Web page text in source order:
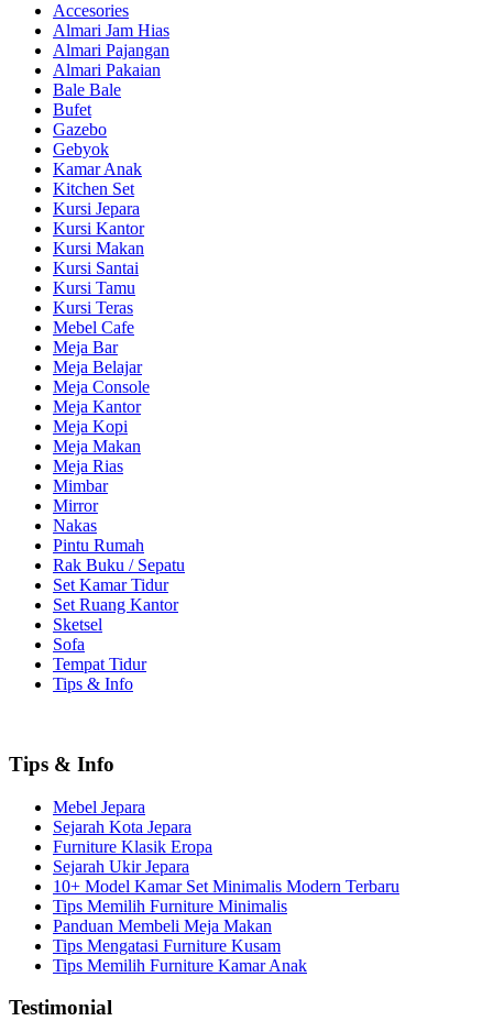
Accesories
Almari Jam Hias
Almari Pajangan
Almari Pakaian
Bale Bale
Bufet
Gazebo
Gebyok
Kamar Anak
Kitchen Set
Kursi Jepara
Kursi Kantor
Kursi Makan
Kursi Santai
Kursi Tamu
Kursi Teras
Mebel Cafe
Meja Bar
Meja Belajar
Meja Console
Meja Kantor
Meja Kopi
Meja Makan
Meja Rias
Mimbar
Mirror
Nakas
Pintu Rumah
Rak Buku / Sepatu
Set Kamar Tidur
Set Ruang Kantor
Sketsel
Sofa
Tempat Tidur
Tips & Info
Tips & Info
Mebel Jepara
Sejarah Kota Jepara
Furniture Klasik Eropa
Sejarah Ukir Jepara
10+ Model Kamar Set Minimalis Modern Terbaru
Tips Memilih Furniture Minimalis
Panduan Membeli Meja Makan
Tips Mengatasi Furniture Kusam
Tips Memilih Furniture Kamar Anak
Testimonial